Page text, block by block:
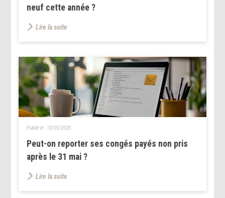
neuf cette année ?
Lire la suite
Peut-on reporter ses congés payés non pris
après le 31 mai ?
Publié le : 13/05/2026
Lire la suite